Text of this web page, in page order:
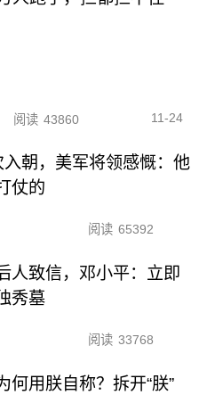
阅读 43860 11-24
入朝，美军将领感慨：他
仗的
阅读 65392
人致信，邓小平：立即
秀墓
阅读 33768
何用朕自称？拆开“朕”